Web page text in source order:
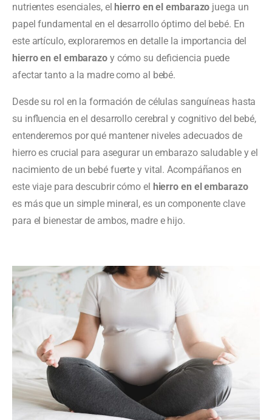
nutrientes esenciales, el hierro en el embarazo juega un
papel fundamental en el desarrollo óptimo del bebé. En
este artículo, exploraremos en detalle la importancia del
hierro en el embarazoy cómo su deficiencia puede
afectar tanto a la madre como al bebé.
Desde su rol en la formación de células sanguíneas hasta
su influencia en el desarrollo cerebral y cognitivo del bebé,
entenderemos por qué mantener niveles adecuados de
hierro es crucial para asegurar un embarazo saludable y el
nacimiento de un bebé fuerte y vital. Acompáñanos en
este viaje para descubrir cómo el hierro en el embarazo
es más que un simple mineral, es un componente clave
para el bienestar de ambos, madre e hijo.